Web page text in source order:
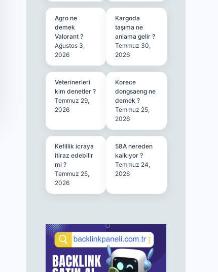
Agro ne
demek
Valorant ?
Ağustos 3,
2026
Kargoda
taşıma ne
anlama gelir ?
Temmuz 30,
2026
Veterinerleri
kim denetler ?
Temmuz 29,
2026
Korece
dongsaeng ne
demek ?
Temmuz 25,
2026
Kefillik icraya
itiraz edebilir
mi ?
Temmuz 25,
2026
58A nereden
kalkıyor ?
Temmuz 24,
2026